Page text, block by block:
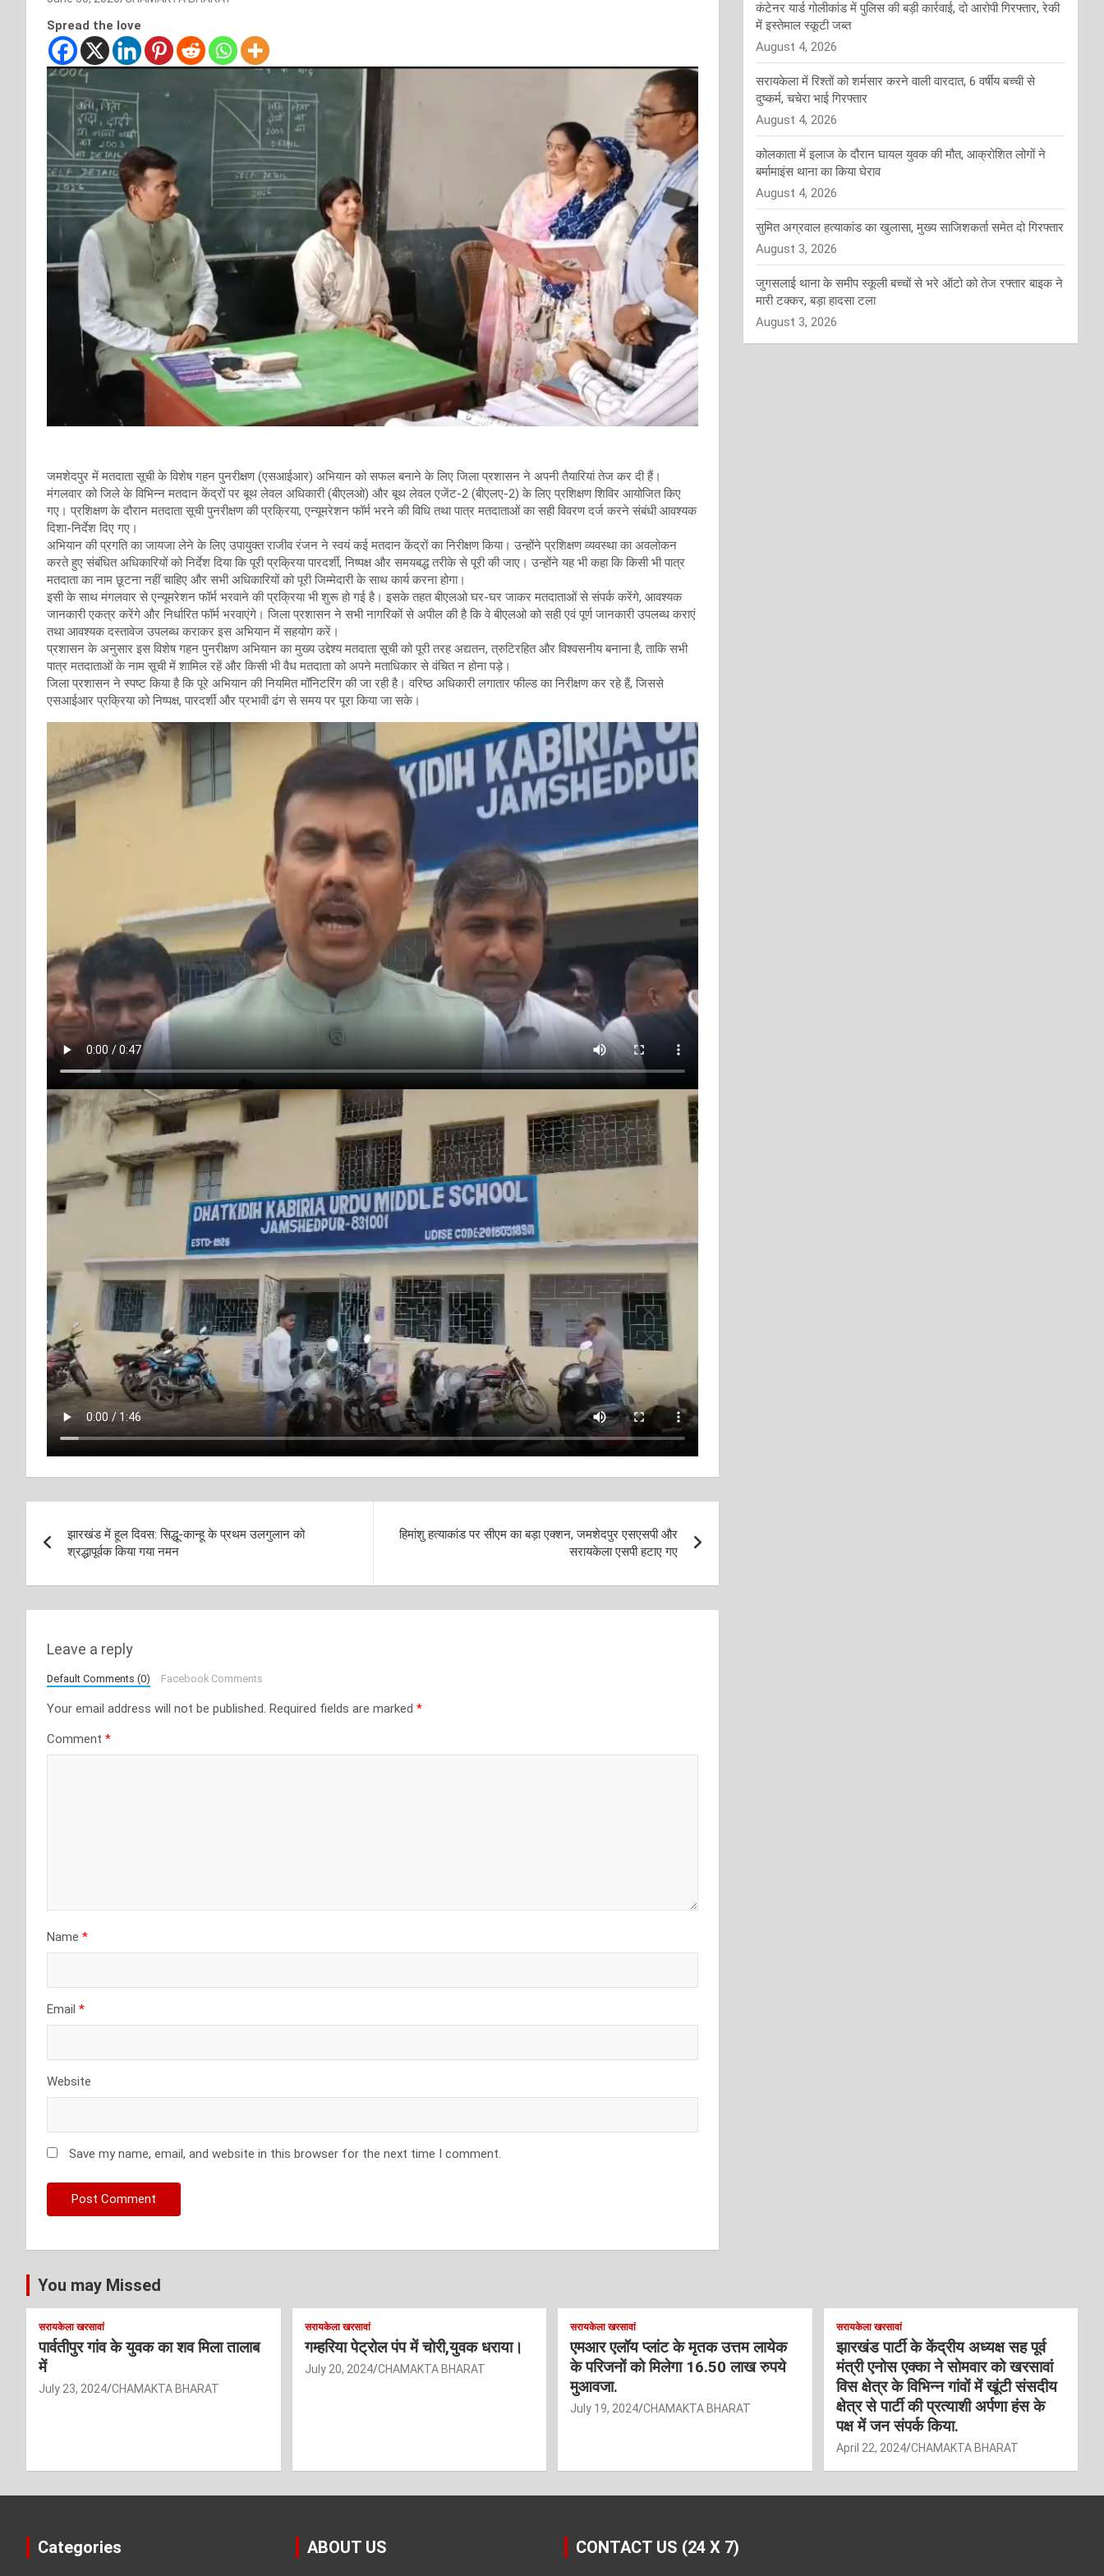
Spread the love
जमशेदपुर में मतदाता सूची के विशेष गहन पुनरीक्षण (एसआईआर) अभियान को सफल बनाने के लिए जिला प्रशासन ने अपनी तैयारियां तेज कर दी हैं।
मंगलवार को जिले के विभिन्न मतदान केंद्रों पर बूथ लेवल अधिकारी (बीएलओ) और बूथ लेवल एजेंट-2 (बीएलए-2) के लिए प्रशिक्षण शिविर आयोजित किए
गए। प्रशिक्षण के दौरान मतदाता सूची पुनरीक्षण की प्रक्रिया, एन्यूमरेशन फॉर्म भरने की विधि तथा पात्र मतदाताओं का सही विवरण दर्ज करने संबंधी आवश्यक
दिशा-निर्देश दिए गए।
अभियान की प्रगति का जायजा लेने के लिए उपायुक्त राजीव रंजन ने स्वयं कई मतदान केंद्रों का निरीक्षण किया। उन्होंने प्रशिक्षण व्यवस्था का अवलोकन
करते हुए संबंधित अधिकारियों को निर्देश दिया कि पूरी प्रक्रिया पारदर्शी, निष्पक्ष और समयबद्ध तरीके से पूरी की जाए। उन्होंने यह भी कहा कि किसी भी पात्र
मतदाता का नाम छूटना नहीं चाहिए और सभी अधिकारियों को पूरी जिम्मेदारी के साथ कार्य करना होगा।
इसी के साथ मंगलवार से एन्यूमरेशन फॉर्म भरवाने की प्रक्रिया भी शुरू हो गई है। इसके तहत बीएलओ घर-घर जाकर मतदाताओं से संपर्क करेंगे, आवश्यक
जानकारी एकत्र करेंगे और निर्धारित फॉर्म भरवाएंगे। जिला प्रशासन ने सभी नागरिकों से अपील की है कि वे बीएलओ को सही एवं पूर्ण जानकारी उपलब्ध कराएं
तथा आवश्यक दस्तावेज उपलब्ध कराकर इस अभियान में सहयोग करें।
प्रशासन के अनुसार इस विशेष गहन पुनरीक्षण अभियान का मुख्य उद्देश्य मतदाता सूची को पूरी तरह अद्यतन, त्रुटिरहित और विश्वसनीय बनाना है, ताकि सभी
पात्र मतदाताओं के नाम सूची में शामिल रहें और किसी भी वैध मतदाता को अपने मताधिकार से वंचित न होना पड़े।
जिला प्रशासन ने स्पष्ट किया है कि पूरे अभियान की नियमित मॉनिटरिंग की जा रही है। वरिष्ठ अधिकारी लगातार फील्ड का निरीक्षण कर रहे हैं, जिससे
एसआईआर प्रक्रिया को निष्पक्ष, पारदर्शी और प्रभावी ढंग से समय पर पूरा किया जा सके।
navigation
झारखंड में हूल दिवस: सिद्धू-कान्हू के प्रथम उलगुलान को
श्रद्धापूर्वक किया गया नमन
हिमांशु हत्याकांड पर सीएम का बड़ा एक्शन, जमशेदपुर एसएसपी और
सरायकेला एसपी हटाए गए
Leave a reply
Default Comments (0) Facebook Comments
Your email address will not be published. Required fields are marked *
Comment *
Name *
Email *
Website
Save my name, email, and website in this browser for the next time I comment.
कंटेनर यार्ड गोलीकांड में पुलिस की बड़ी कार्रवाई, दो आरोपी गिरफ्तार, रेकी
में इस्तेमाल स्कूटी जब्त
August 4, 2026
सरायकेला में रिश्तों को शर्मसार करने वाली वारदात, 6 वर्षीय बच्ची से
दुष्कर्म, चचेरा भाई गिरफ्तार
August 4, 2026
कोलकाता में इलाज के दौरान घायल युवक की मौत, आक्रोशित लोगों ने
बर्मामाइंस थाना का किया घेराव
August 4, 2026
सुमित अग्रवाल हत्याकांड का खुलासा, मुख्य साजिशकर्ता समेत दो गिरफ्तार
August 3, 2026
जुगसलाई थाना के समीप स्कूली बच्चों से भरे ऑटो को तेज रफ्तार बाइक ने
मारी टक्कर, बड़ा हादसा टला
August 3, 2026
You may Missed
सरायकेला खरसावां
पार्वतीपुर गांव के युवक का शव मिला तालाब
में
July 23, 2024 CHAMAKTA BHARAT
सरायकेला खरसावां
गम्हरिया पेट्रोल पंप में चोरी,युवक धराया।
July 20, 2024 CHAMAKTA BHARAT
सरायकेला खरसावां
एमआर एलॉय प्लांट के मृतक उत्तम लायेक
के परिजनों को मिलेगा 16.50 लाख रुपये
मुआवजा.
July 19, 2024 CHAMAKTA BHARAT
सरायकेला खरसावां
झारखंड पार्टी के केंद्रीय अध्यक्ष सह पूर्व
मंत्री एनोस एक्का ने सोमवार को खरसावां
विस क्षेत्र के विभिन्न गांवों में खूंटी संसदीय
क्षेत्र से पार्टी की प्रत्याशी अर्पणा हंस के
पक्ष में जन संपर्क किया.
April 22, 2024 CHAMAKTA BHARAT
Categories ABOUT US CONTACT US (24 X 7)